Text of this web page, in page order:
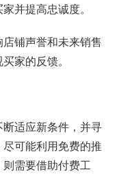
并提高忠诚度。
铺声誉和未来销售
家的反馈。
适应新条件，并寻
可能利用免费的推
需要借助付费工